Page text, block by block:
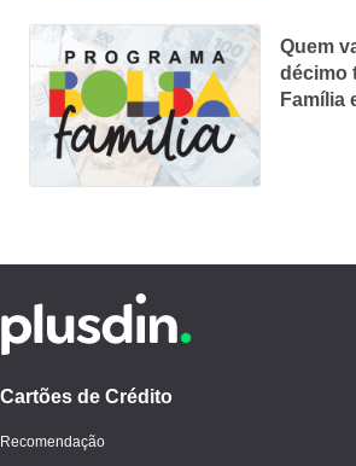
Quem
décimo
Família
Cartões de Crédito
Recomendação